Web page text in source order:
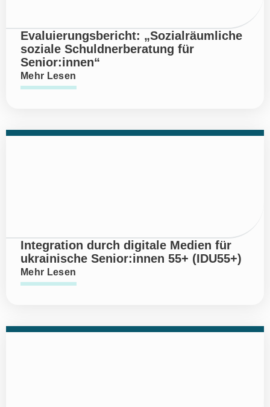
Evaluierungsbericht: „Sozialräumliche
soziale Schuldnerberatung für
Senior:innen“
Mehr Lesen
Integration durch digitale Medien für
ukrainische Senior:innen 55+ (IDU55+)
Mehr Lesen